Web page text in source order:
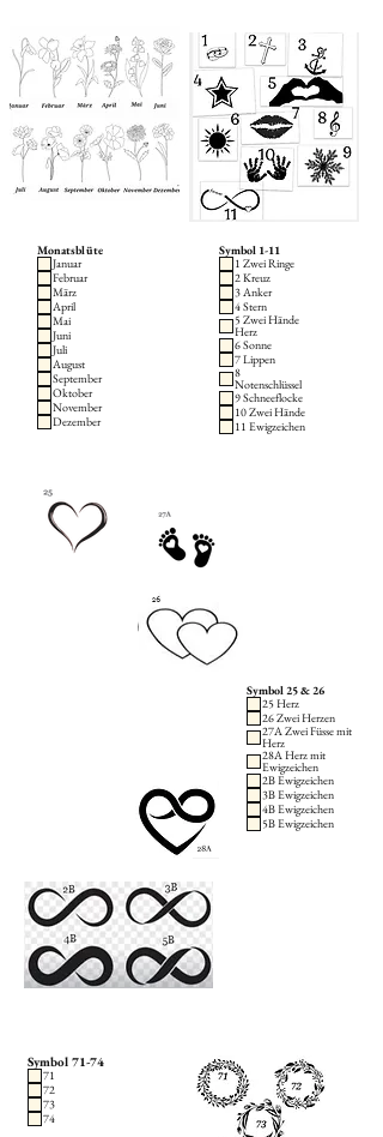
Monatsblüte
Januar
Februar
März
April
Mai
Juni
Juli
August
September
Oktober
November
Dezember
Symbol 1-11
1 Zwei Ringe
2 Kreuz
3 Anker
4 Stern
5 Zwei Hände
Herz
6 Sonne
7 Lippen
8
Notenschlüssel
9 Schneeflocke
10 Zwei Hände
11 Ewigzeichen
Symbol 25 & 26
25 Herz
26 Zwei Herzen
27A Zwei Füsse mit
Herz
28A Herz mit
Ewigzeichen
2B Ewigzeichen
3B Ewigzeichen
4B Ewigzeichen
5B Ewigzeichen
Symbol 71-74
71
72
73
74